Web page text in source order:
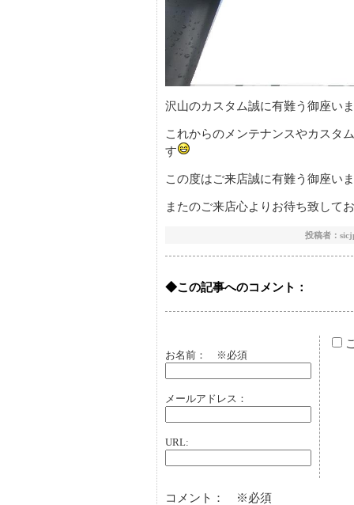
沢山のカスタム誠に有難う御座い
これからのメンテナンスやカスタ
す
この度はご来店誠に有難う御座い
またのご来店心よりお待ち致して
投稿者：
◆この記事へのコメント：
お名前： ※必須
メールアドレス：
URL:
コメント： ※必須